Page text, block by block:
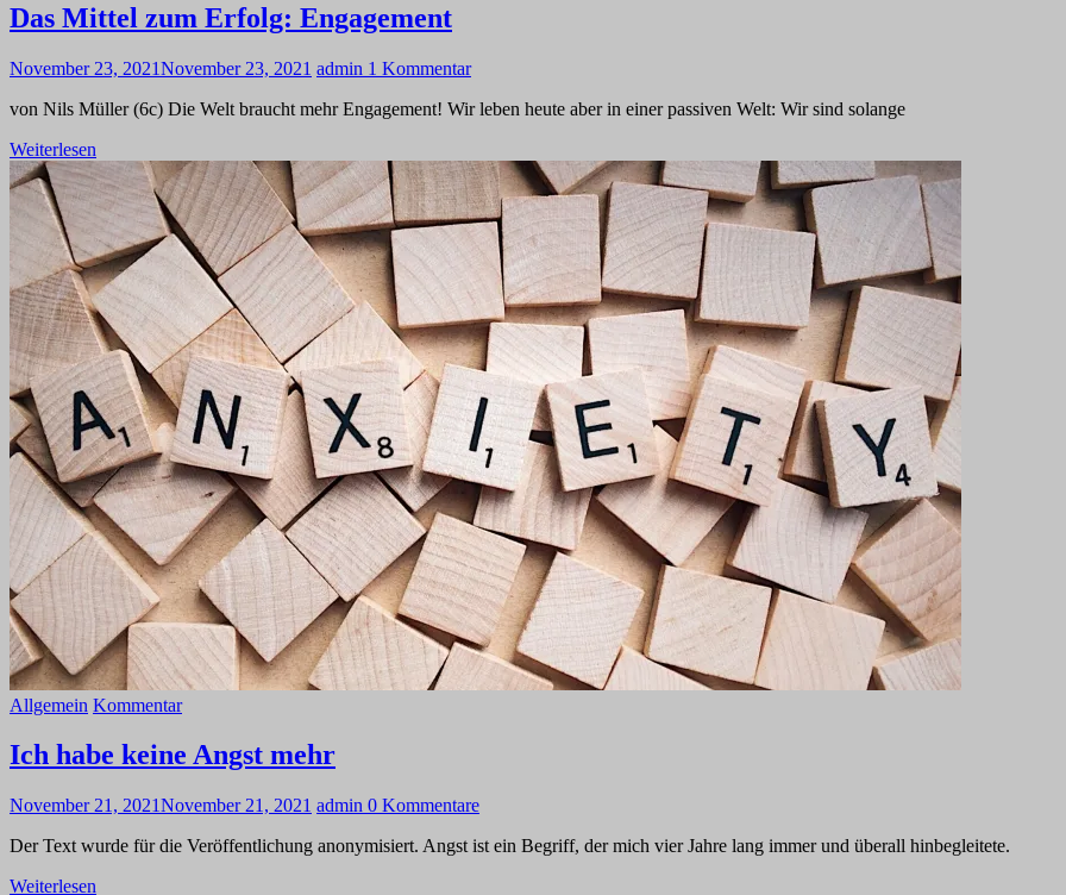
Das Mittel zum Erfolg: Engagement
November 23, 2021November 23, 2021 admin 1 Kommentar
von Nils Müller (6c) Die Welt braucht mehr Engagement! Wir leben heute aber in einer passiven Welt: Wir sind solange
Weiterlesen
Allgemein Kommentar
Ich habe keine Angst mehr
November 21, 2021November 21, 2021 admin 0 Kommentare
Der Text wurde für die Veröffentlichung anonymisiert. Angst ist ein Begriff, der mich vier Jahre lang immer und überall hinbegleitete.
Weiterlesen